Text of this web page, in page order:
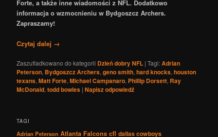
Forte, a także inne wiadomości z NFL. Dodatkowo
informacja o wzmocnieniu w Bydgoszcz Archers.
Zapraszamy!
Czytaj dalej →
Zaszufladkowano do kategorii Dzień dobry NFL |Tagi:Adrian
Peterson, Bydgoszcz Archers,geno smith,hard knocks,houston
texans,Matt Forte,Michael Campanaro, Phillip Dorsett, Ray
McDonald,todd bowles |Napisz odpowiedź
TAGI
Adrian Peterson Atlanta Falcons cfl dallas cowboys